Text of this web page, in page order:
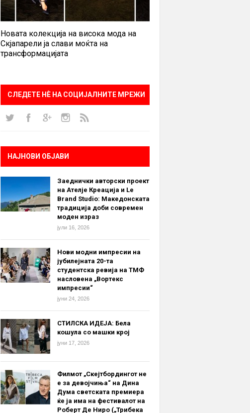
Новата колекција на висока мода на
Скјапарели ја слави моќта на
трансформацијата
СЛЕДЕТЕ НÈ НА СОЦИЈАЛНИТЕ МРЕЖИ
НАЈНОВИ ОБЈАВИ
Заеднички авторски проект
на Ателје Креација и Le
Brand Studio: Македонската
традиција доби современ
моден израз
јули 16, 2026
Нови модни импресии на
јубилејната 20-та
студентска ревија на ТМФ
насловена „Вортекс
импресии“
јуни 24, 2026
СТИЛСКА ИДЕЈА: Бела
кошула со машки крој
јуни 17, 2026
Филмот „Скејтбордингот не
е за девојчиња“ на Дина
Дума светската премиера
ќе ја има на фестивалот на
Роберт Де Ниро („Трибека